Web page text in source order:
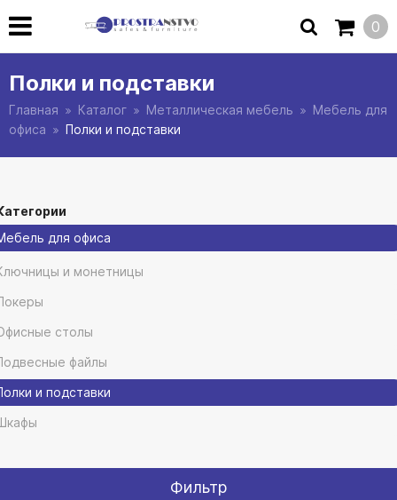
0
Полки и подставки
Главная Каталог Металлическая мебель
Мебель для
офиса
Полки и подставки
для офиса
и монетницы
столы
файлы
и подставки
Фильтр